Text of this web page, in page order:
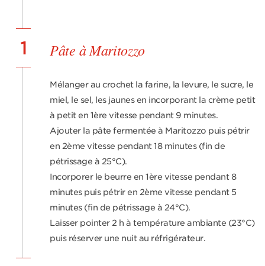
1 Pâte à Maritozzo
Mélanger au crochet la farine, la levure, le sucre, le
miel, le sel, les jaunes en incorporant la crème petit
à petit en 1ère vitesse pendant 9 minutes.
Ajouter la pâte fermentée à Maritozzo puis pétrir
en 2ème vitesse pendant 18 minutes (fin de
pétrissage à 25°C).
Incorporer le beurre en 1ère vitesse pendant 8
minutes puis pétrir en 2ème vitesse pendant 5
minutes (fin de pétrissage à 24°C).
Laisser pointer 2 h à température ambiante (23°C)
puis réserver une nuit au réfrigérateur.